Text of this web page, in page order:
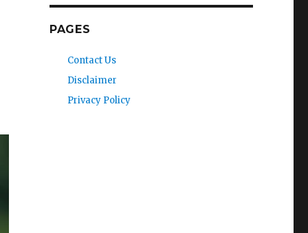
PAGES
Contact Us
Disclaimer
Privacy Policy